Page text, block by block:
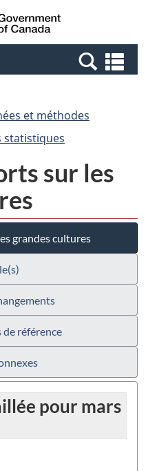
Canada
et
et méthodes
statistiques
sur les
grandes cultures
référence
pour mars